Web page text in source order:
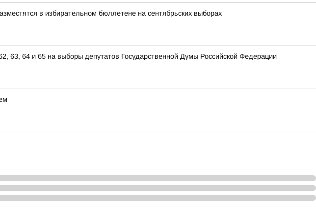
в избирательном бюллетене на сентябрьских выборах
63, 64 и 65 на выборы депутатов Государственной Думы Российской Федерации